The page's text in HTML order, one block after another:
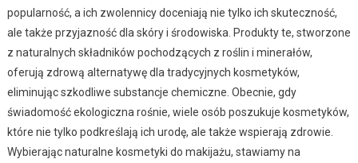
popularność, a ich zwolennicy doceniają nie tylko ich skuteczność,
ale także przyjazność dla skóry i środowiska. Produkty te, stworzone
z naturalnych składników pochodzących z roślin i minerałów,
oferują zdrową alternatywę dla tradycyjnych kosmetyków,
eliminując szkodliwe substancje chemiczne. Obecnie, gdy
świadomość ekologiczna rośnie, wiele osób poszukuje kosmetyków,
które nie tylko podkreślają ich urodę, ale także wspierają zdrowie.
Wybierając naturalne kosmetyki do makijażu, stawiamy na